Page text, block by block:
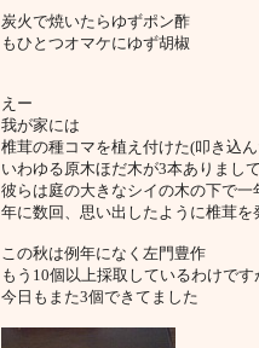
炭火で焼いたらゆずポン酢
もひとつオマケにゆず胡椒
えー
我が家には
椎茸の種コマを植え付けた(叩き込
いわゆる原木ほだ木が3本ありまし
彼らは庭の大きなシイの木の下で
年に数回、思い出したように椎茸
この秋は例年になく左門豊作
もう10個以上採取しているわけです
今日もまた3個できてました